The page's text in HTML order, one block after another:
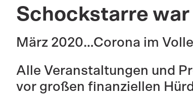
Schockstarre
März 2020…Corona im
Alle Veranstaltungen und
vor großen finanziellen